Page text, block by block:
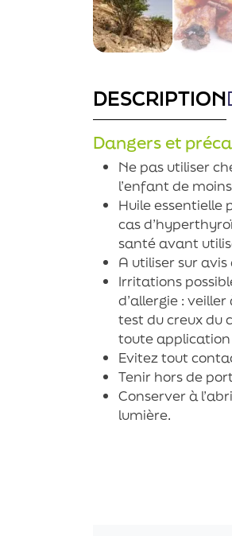
DESCRIPTION
Dangers et
Ne pas utiliser
l’enfant de
Huile
cas
santé avant
A utiliser sur
Irritations
d’allergie :
test du creux du
toute
Evitez tout
Tenir hors de
Conserver à
lumière.